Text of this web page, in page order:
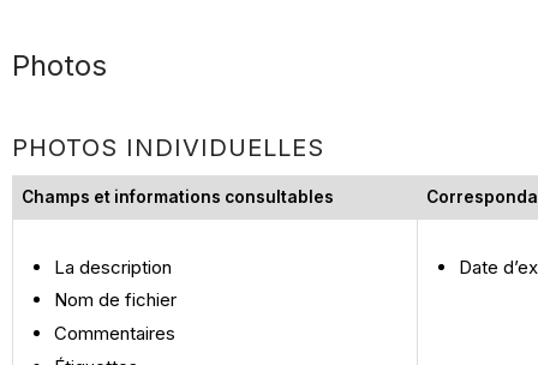
Photos
PHOTOS INDIVIDUELLES
Champs et informations consultables
La description
Nom de fichier
Commentaires
Date